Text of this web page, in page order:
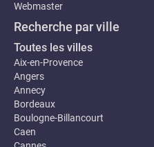
Webmaster
Recherche par ville
Toutes les villes
Aix-en-Provence
Angers
Annecy
Bordeaux
Boulogne-Billancourt
Caen